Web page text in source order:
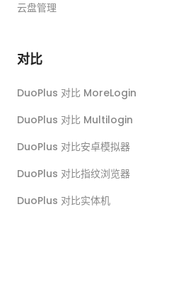
云盘管理
对比
DuoPlus 对比 MoreLogin
DuoPlus 对比 Multilogin
DuoPlus 对比安卓模拟器
DuoPlus 对比指纹浏览器
DuoPlus 对比实体机